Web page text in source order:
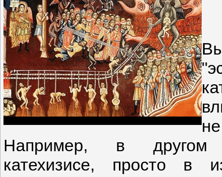
Например, в другом
катехизисе, просто в